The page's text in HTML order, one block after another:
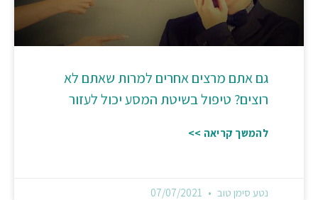
גם אתם מרצים אחרים למרות שאתם לא
רוצים? טיפול בשיטת המסע יכול לעזור
להמשך קריאה >>
נטע סימן טוב